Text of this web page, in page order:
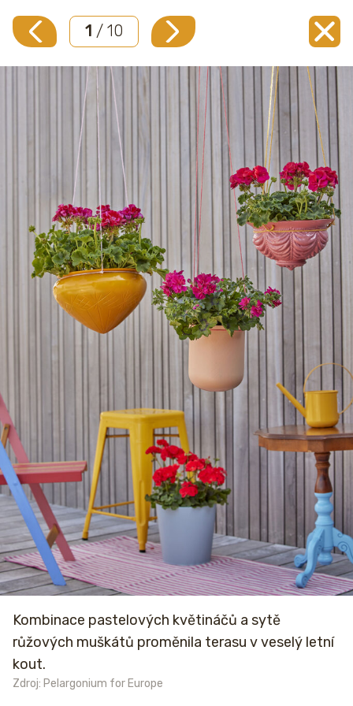
1 / 10
Kombinace pastelových květináčů a sytě
růžových muškátů proměnila terasu v veselý letní
kout.
Zdroj: Pelargonium for Europe